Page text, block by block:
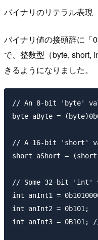
バイナリのリテラル表現
バイナリ値の接頭辞に「
で、整数型（byte, short,
きるようになりました。
// An 8-bit 'byte'
byte aByte =
// A 16-bit 'short'
short aShort =
// Some 32-bit 'int'
int anInt1 =
int anInt2 = 0b101;
int anInt3 = 0B101;